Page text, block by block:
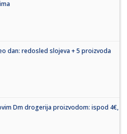
dan: redosled slojeva + 5 proizvoda
Dm drogerija proizvodom: ispod 4€,